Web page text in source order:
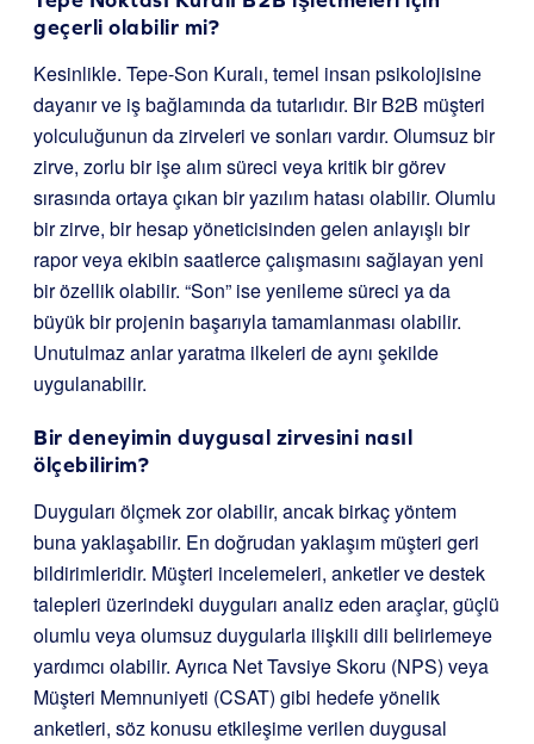
geçerli olabilir mi?
Kesinlikle. Tepe-Son Kuralı, temel insan psikolojisine
dayanır ve iş bağlamında da tutarlıdır. Bir B2B müşteri
yolculuğunun da zirveleri ve sonları vardır. Olumsuz bir
zirve, zorlu bir işe alım süreci veya kritik bir görev
sırasında ortaya çıkan bir yazılım hatası olabilir. Olumlu
bir zirve, bir hesap yöneticisinden gelen anlayışlı bir
rapor veya ekibin saatlerce çalışmasını sağlayan yeni
bir özellik olabilir. “Son” ise yenileme süreci ya da
büyük bir projenin başarıyla tamamlanması olabilir.
Unutulmaz anlar yaratma ilkeleri de aynı şekilde
uygulanabilir.
Bir deneyimin duygusal zirvesini nasıl
ölçebilirim?
Duyguları ölçmek zor olabilir, ancak birkaç yöntem
buna yaklaşabilir. En doğrudan yaklaşım müşteri geri
bildirimleridir. Müşteri incelemeleri, anketler ve destek
talepleri üzerindeki duyguları analiz eden araçlar, güçlü
olumlu veya olumsuz duygularla ilişkili dili belirlemeye
yardımcı olabilir. Ayrıca Net Tavsiye Skoru (NPS) veya
Müşteri Memnuniyeti (CSAT) gibi hedefe yönelik
anketleri, söz konusu etkileşime verilen duygusal